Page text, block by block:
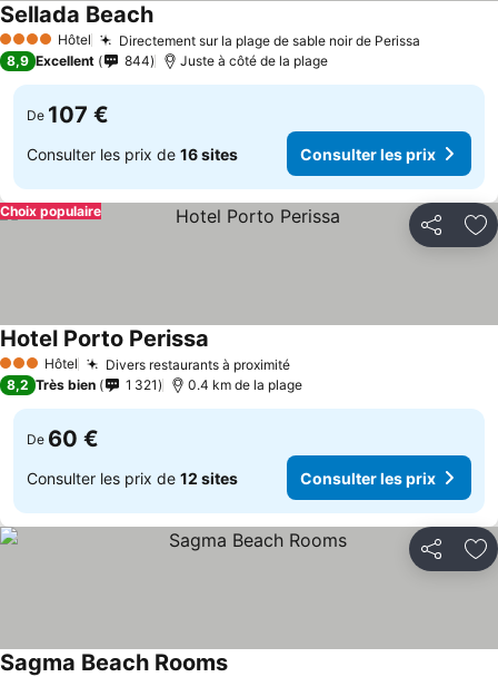
4 Étoiles Hôtel Directement sur la plage de sable noir de Perissa
Sellada Beach
8,9 Excellent 844 Juste à côté de la plage
De 107 €
Consulter les prix de 16 sites Consulter les prix
Partager
Choix populaire
3 ÉtoilesHôtel Divers restaurants à proximité
Hotel Porto Perissa
8,2 Très bien 1 321 0.4 km de la plage
De 60 €
Consulter les prix de 12 sites Consulter les prix
Partager
Sagma Beach Rooms